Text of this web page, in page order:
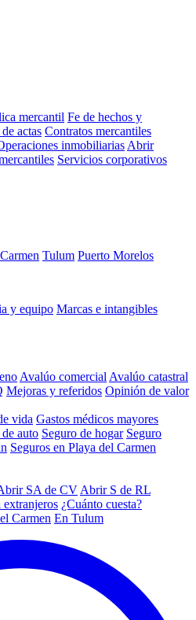
mercantil Fe de hechos y
actas Contratos mercantiles
inmobiliarias Abrir
Servicios corporativos
Tulum Puerto Morelos
y equipo Marcas e intangibles
Avalúo comercial Avalúo catastral
Mejoras y referidos Opinión de valor
vida Gastos médicos mayores
auto Seguro de hogar Seguro
Seguros en Playa del Carmen
SA de CV Abrir S de RL
extranjeros ¿Cuánto cuesta?
Carmen En Tulum